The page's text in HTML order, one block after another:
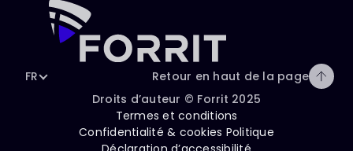
FR
Retour en haut de la page
Droits d’auteur © Forrit 2025
Termes et conditions
Confidentialité & cookies Politique